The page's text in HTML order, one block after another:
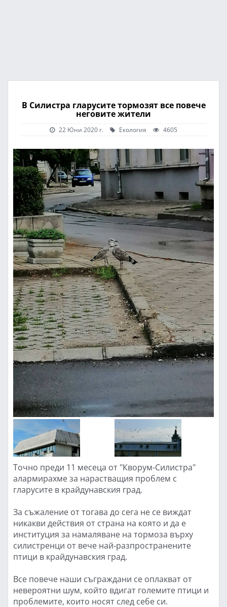
В Силистра гларусите тормозят все повече
неговите жители
22 Юни 2020 г. Екология 4605
Точно преди 11 месеца от "Кворум-Силистра"
алармирахме за нарастващия проблем с
гларусите в крайдунавския град.
За съжаление от тогава до сега не се виждат
никакви действия от страна на която и да е
институция за намаляване на тормоза върху
силистренци от вече най-разпространените
птици в крайдунавския град.
Все повече наши съграждани се оплакват от
невероятни шум, който вдигат големите птици и
проблемите, които носят след себе си.